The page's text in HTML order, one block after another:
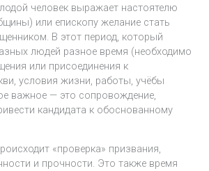
человек выражает настоятелю
или епископу желание стать
В этот период, который
людей разное время (необходимо
или присоединения к
условия жизни, работы, учёбы
важное — это сопровождение,
кандидата к обоснованному
«проверка» призвания,
и прочности. Это также время